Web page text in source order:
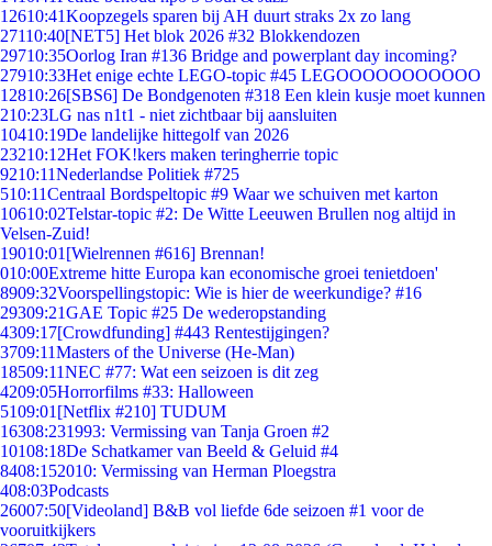
12610:41Koopzegels sparen bij AH duurt straks 2x zo lang
27110:40[NET5] Het blok 2026 #32 Blokkendozen
29710:35Oorlog Iran #136 Bridge and powerplant day incoming?
27910:33Het enige echte LEGO-topic #45 LEGOOOOOOOOOOO
12810:26[SBS6] De Bondgenoten #318 Een klein kusje moet kunnen
210:23LG nas n1t1 - niet zichtbaar bij aansluiten
10410:19De landelijke hittegolf van 2026
23210:12Het FOK!kers maken teringherrie topic
9210:11Nederlandse Politiek #725
510:11Centraal Bordspeltopic #9 Waar we schuiven met karton
10610:02Telstar-topic #2: De Witte Leeuwen Brullen nog altijd in
Velsen-Zuid!
19010:01 [Wielrennen #616] Brennan!
010:00Extreme hitte Europa kan economische groei tenietdoen'
8909:32Voorspellingstopic: Wie is hier de weerkundige? #16
29309:21GAE Topic #25 De wederopstanding
4309:17[Crowdfunding] #443 Rentestijgingen?
3709:11Masters of the Universe (He-Man)
18509:11NEC #77: Wat een seizoen is dit zeg
4209:05Horrorfilms #33: Halloween
5109:01 [Netflix #210] TUDUM
16308:231993: Vermissing van Tanja Groen #2
10108:18De Schatkamer van Beeld & Geluid #4
8408:152010: Vermissing van Herman Ploegstra
408:03Podcasts
26007:50[Videoland] B&B vol liefde 6de seizoen #1 voor de
vooruitkijkers